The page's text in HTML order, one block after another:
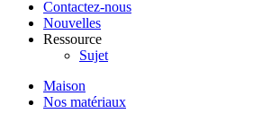
Contactez-nous
Nouvelles
Ressource
Sujet
Maison
Nos matériaux